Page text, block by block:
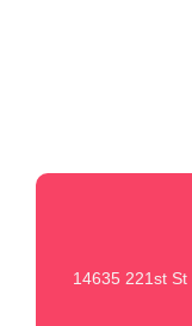
14635 221st St